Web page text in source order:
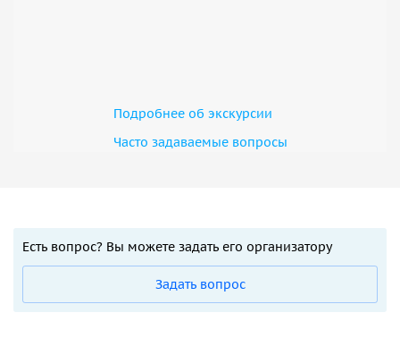
Подробнее об экскурсии
Часто задаваемые вопросы
Есть вопрос? Вы можете задать его организатору
Задать вопрос